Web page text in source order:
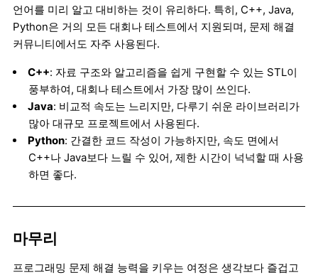
언어를 미리 알고 대비하는 것이 유리하다. 특히, C++, Java,
Python은 거의 모든 대회나 테스트에서 지원되며, 문제 해결
커뮤니티에서도 자주 사용된다.
C++: 자료 구조와 알고리즘을 쉽게 구현할 수 있는 STL이
풍부하여, 대회나 테스트에서 가장 많이 쓰인다.
Java: 비교적 속도는 느리지만, 다루기 쉬운 라이브러리가
많아 대규모 프로젝트에서 사용된다.
Python: 간결한 코드 작성이 가능하지만, 속도 면에서
C++나 Java보다 느릴 수 있어, 제한 시간이 넉넉할 때 사용
하면 좋다.
마무리
프로그래밍 문제 해결 능력을 키우는 여정은 생각보다 즐겁고